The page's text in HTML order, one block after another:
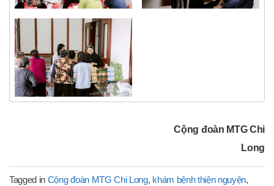
Cộng đoàn MTG Chi
Long
Tagged in Cộng đoàn MTG Chi Long, khám bệnh thiện nguyện,